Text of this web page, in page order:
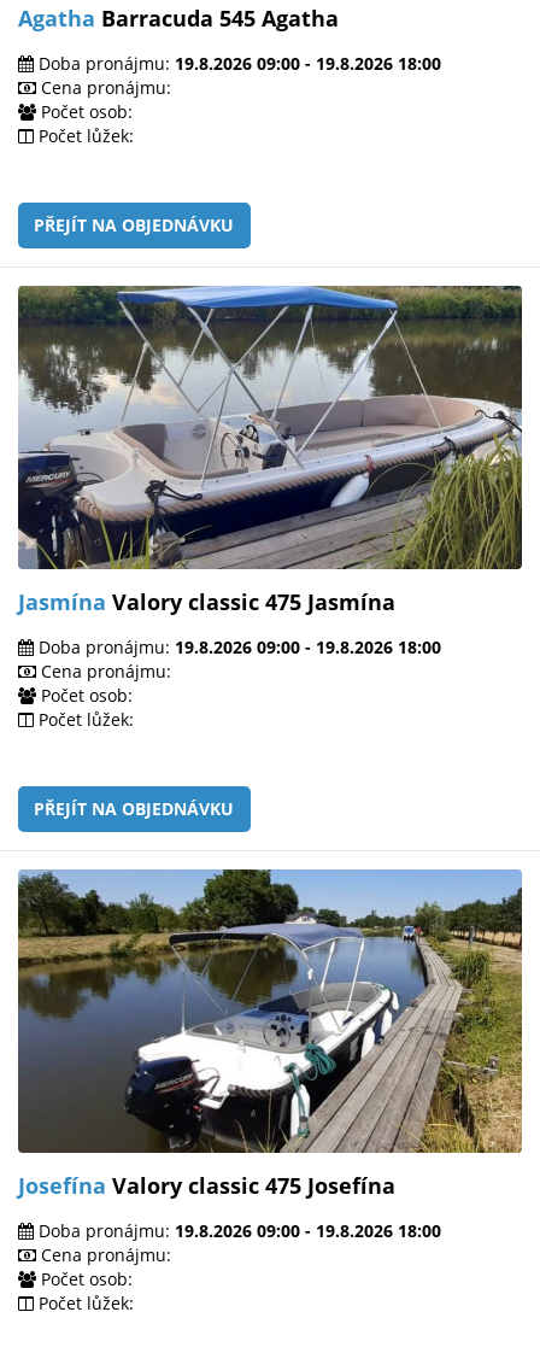
Agatha Barracuda 545 Agatha
Doba pronájmu: 19.8.2026 09:00 - 19.8.2026 18:00
Cena pronájmu:
Počet osob:
Počet lůžek:
PŘEJÍT NA OBJEDNÁVKU
Jasmína Valory classic 475 Jasmína
Doba pronájmu: 19.8.2026 09:00 - 19.8.2026 18:00
Cena pronájmu:
Počet osob:
Počet lůžek:
PŘEJÍT NA OBJEDNÁVKU
Josefína Valory classic 475 Josefína
Doba pronájmu: 19.8.2026 09:00 - 19.8.2026 18:00
Cena pronájmu:
Počet osob:
Počet lůžek: